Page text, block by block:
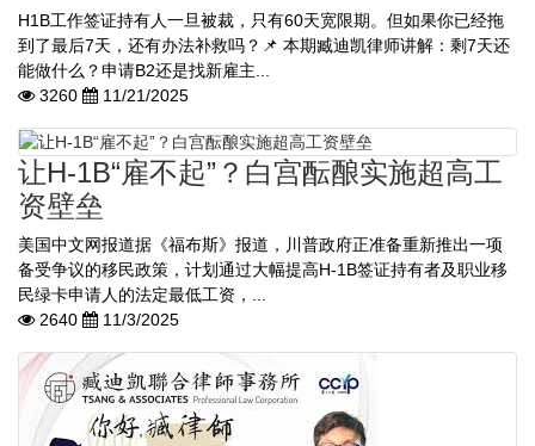
H1B工作签证持有人一旦被裁，只有60天宽限期。但如果你已经拖
到了最后7天，还有办法补救吗？📌 本期臧迪凯律师讲解：剩7天还
能做什么？申请B2还是找新雇主...
3260
11/21/2025
让H-1B“雇不起”？白宫酝酿实施超高工
资壁垒
美国中文网报道据《福布斯》报道，川普政府正准备重新推出一项
备受争议的移民政策，计划通过大幅提高H-1B签证持有者及职业移
民绿卡申请人的法定最低工资，...
2640
11/3/2025